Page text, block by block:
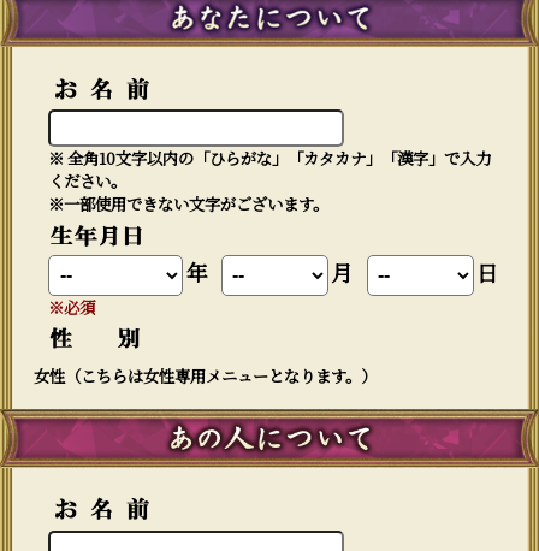
※ 全角10文字以内の「ひらがな」「カタカナ」「漢字」で入力
ください。
※一部使用できない文字がございます。
年 月 日
※必須
女性（こちらは女性専用メニューとなります。）